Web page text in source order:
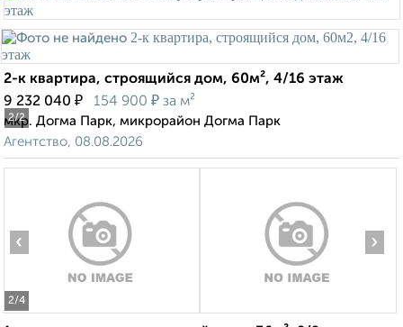
2/2
2-к квартира, строящийся дом, 60м², 4/16 этаж
9 232 040 ₽ 154 900 ₽ за м²
мкр. Догма Парк, микрорайон Догма Парк
Агентство, 08.08.2026
2/4
‹ ›